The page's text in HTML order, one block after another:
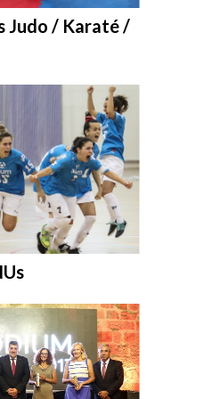
Judo / Karaté /